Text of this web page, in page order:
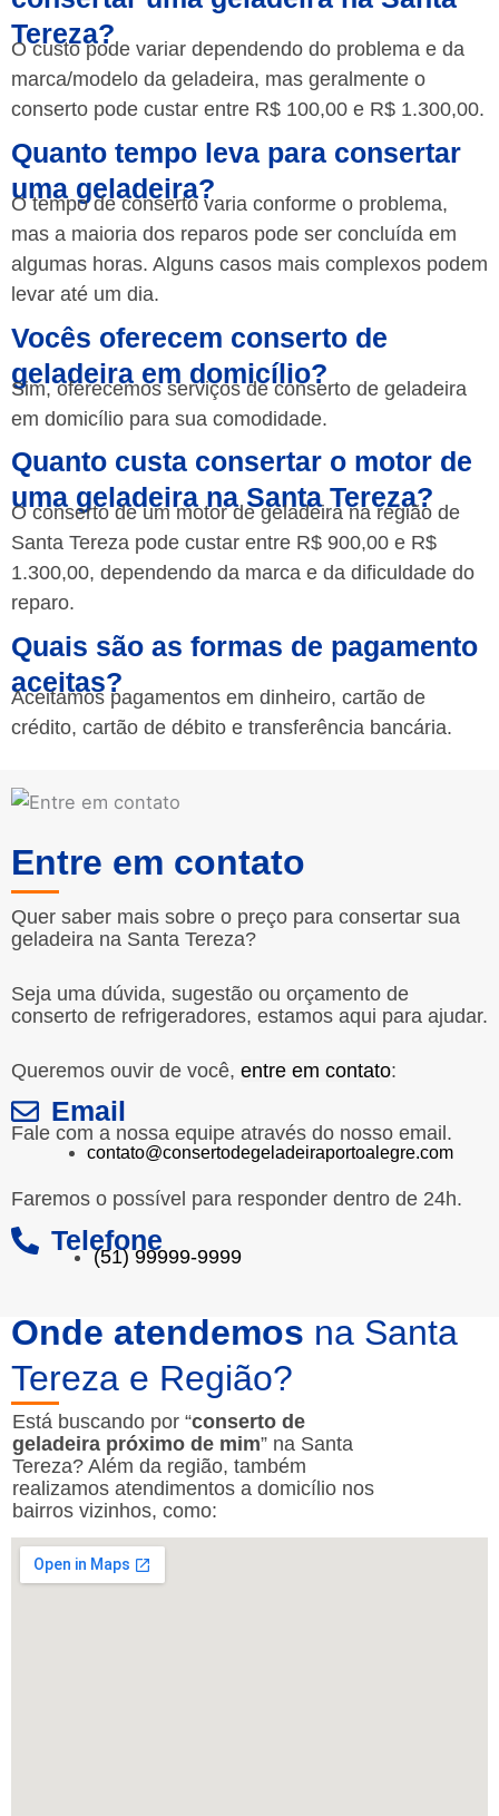
Tereza?
O custo pode variar dependendo do problema e da
marca/modelo da geladeira, mas geralmente o
conserto pode custar entre R$ 100,00 e R$ 1.300,00.
Quanto tempo leva para consertar
uma geladeira?
O tempo de conserto varia conforme o problema,
mas a maioria dos reparos pode ser concluída em
algumas horas. Alguns casos mais complexos podem
levar até um dia.
Vocês oferecem conserto de
geladeira em domicílio?
Sim, oferecemos serviços de conserto de geladeira
em domicílio para sua comodidade.
Quanto custa consertar o motor de
uma geladeira na Santa Tereza?
O conserto de um motor de geladeira na região de
Santa Tereza pode custar entre R$ 900,00 e R$
1.300,00, dependendo da marca e da dificuldade do
reparo.
Quais são as formas de pagamento
aceitas?
Aceitamos pagamentos em dinheiro, cartão de
crédito, cartão de débito e transferência bancária.
Entre em contato
Quer saber mais sobre o preço para consertar sua
geladeira na Santa Tereza?
Seja uma dúvida, sugestão ou orçamento de
conserto de refrigeradores, estamos aqui para ajudar.
Queremos ouvir de você, entre em contato:
Email
Fale com a nossa equipe através do nosso email.
contato@consertodegeladeiraportoalegre.com
Faremos o possível para responder dentro de 24h.
Telefone
(51) 99999-9999
Onde atendemos na Santa
Tereza e Região?
Está buscando por “conserto de
geladeira próximo de mim” na Santa
Tereza? Além da região, também
realizamos atendimentos a domicílio nos
bairros vizinhos, como: